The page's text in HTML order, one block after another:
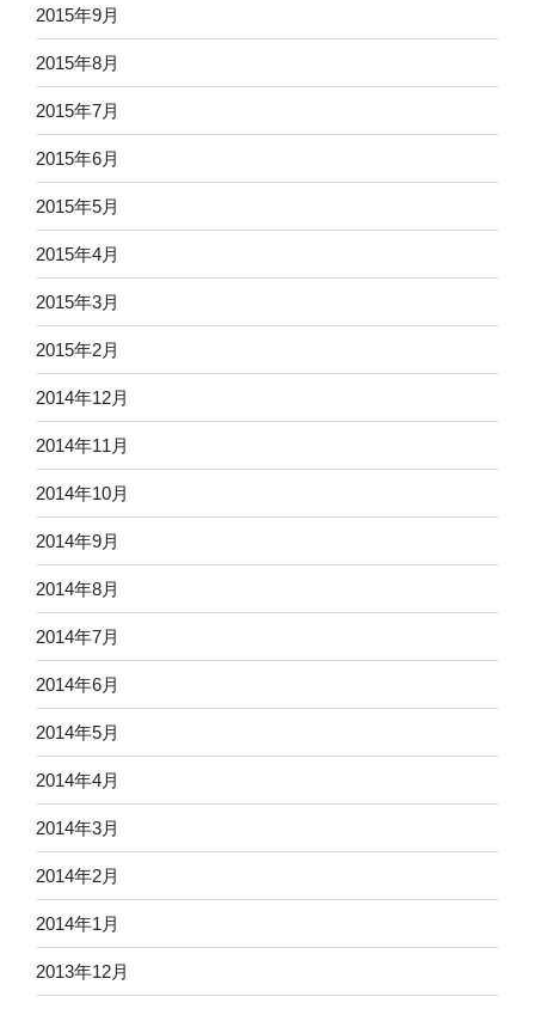
2015年9月
2015年8月
2015年7月
2015年6月
2015年5月
2015年4月
2015年3月
2015年2月
2014年12月
2014年11月
2014年10月
2014年9月
2014年8月
2014年7月
2014年6月
2014年5月
2014年4月
2014年3月
2014年2月
2014年1月
2013年12月